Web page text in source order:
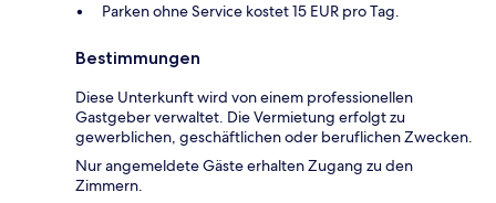
Parken ohne Service kostet 15 EUR pro Tag.
Bestimmungen
Diese Unterkunft wird von einem professionellen
Gastgeber verwaltet. Die Vermietung erfolgt zu
gewerblichen, geschäftlichen oder beruflichen Zwecken.
Nur angemeldete Gäste erhalten Zugang zu den
Zimmern.